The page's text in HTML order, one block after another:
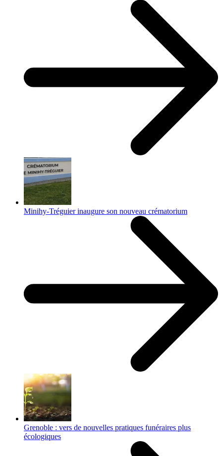
Minihy-Tréguier inaugure son nouveau crématorium
Grenoble : vers de nouvelles pratiques funéraires plus
écologiques